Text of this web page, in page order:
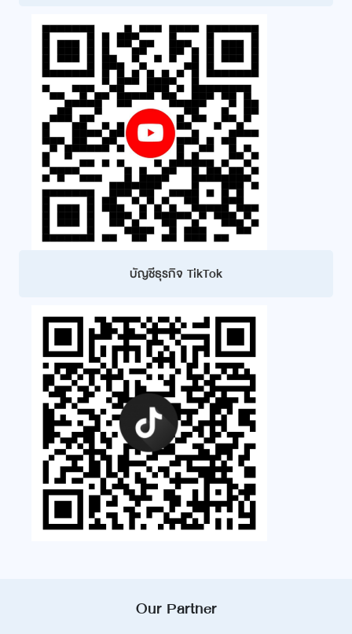
บัญชีธุรกิจ TikTok
Our Partner